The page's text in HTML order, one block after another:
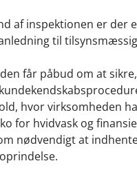
af inspektionen er der
til
får påbud om at
hvor virksomheden
for hvidvask og
nødvendigt at